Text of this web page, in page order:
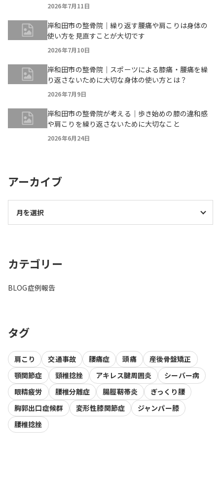
2026年7月11日
岸和田市の整骨院｜繰り返す腰痛や肩こりは身体の
使い方を見直すことが大切です
2026年7月10日
岸和田市の整骨院｜スポーツによる膝痛・腰痛を繰
り返さないために大切な身体の使い方とは？
2026年7月9日
岸和田市の整骨院が考える｜歩き始めの膝の違和感
や肩こりを繰り返さないために大切なこと
2026年6月24日
アーカイブ
カテゴリー
BLOG症例報告
タグ
肩こり 交通事故 腰痛症 頭痛
産後骨盤矯正
顎関節症
頸椎捻挫 アキレス腱周囲炎
シーバー病
眼精疲労
腰椎分離症 腸脛靭帯炎
ぎっくり腰
胸郭出口症候群
変形性膝関節症
ジャンパー膝
腰椎捻挫